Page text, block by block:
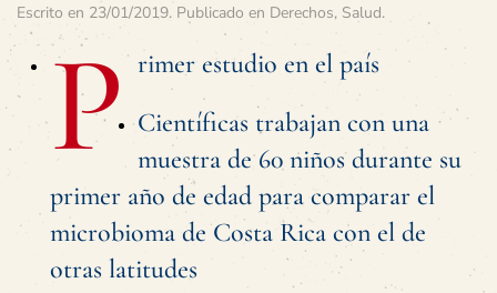
Escrito en 23/01/2019. Publicado en Derechos, Salud.
P rimer estudio en el país
Científicas trabajan con una
muestra de 60 niños durante su
primer año de edad para comparar el
microbioma de Costa Rica con el de
otras latitudes